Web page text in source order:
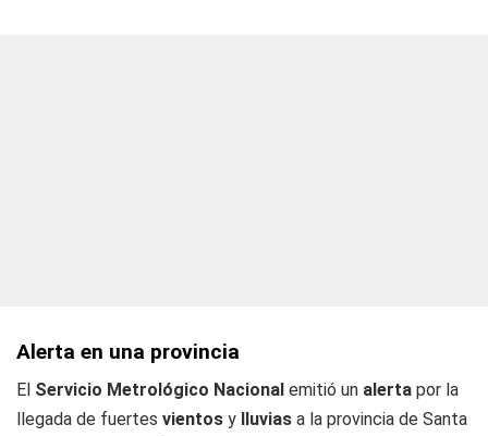
Alerta en una provincia
El Servicio Metrológico Nacional emitió un alerta por la
llegada de fuertes vientos y lluvias a la provincia de Santa